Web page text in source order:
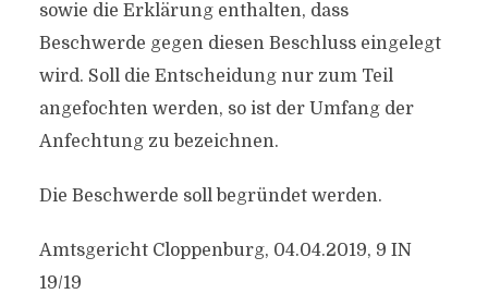
sowie die Erklärung enthalten, dass
Beschwerde gegen diesen Beschluss eingelegt
wird. Soll die Entscheidung nur zum Teil
angefochten werden, so ist der Umfang der
Anfechtung zu bezeichnen.
Die Beschwerde soll begründet werden.
Amtsgericht Cloppenburg, 04.04.2019, 9 IN
19/19